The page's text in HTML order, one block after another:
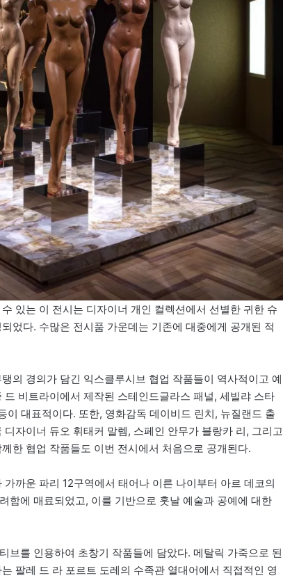
있는 이 전시는 디자이너 개인 컬렉션에서 선별한 귀한 슈
었다. 수많은 전시품 가운데는 기존에 대중에게 공개된 적
의 경의가 담긴 익스클루시브 협업 작품들이 역사적이고 예
비트라이에서 제작된 스테인드글라스 패널, 세빌랴 스타
이 대표적이다. 또한, 영화감독 데이비드 린치, 뉴질랜드 출
자이너 듀오 휘태커 말렘, 스페인 안무가 블랑카 리, 그리고
한 협업 작품들도 이번 전시에서 처음으로 공개된다.
까운 파리 12구역에서 태어나 이른 나이부터 아르 데코의
함에 매료되었고, 이를 기반으로 훗날 예술과 공예에 대한
브를 인용하여 초창기 작품들에 담았다. 메탈릭 가죽으로 된
팔레 드 라 포르트 도레의 수족관 열대어에서 직접적인 영